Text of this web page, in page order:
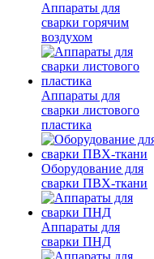
Аппараты для
сварки горячим
воздухом
Аппараты для
сварки листового
пластика
Оборудование для
сварки ПВХ-ткани
Аппараты для
сварки ПНД